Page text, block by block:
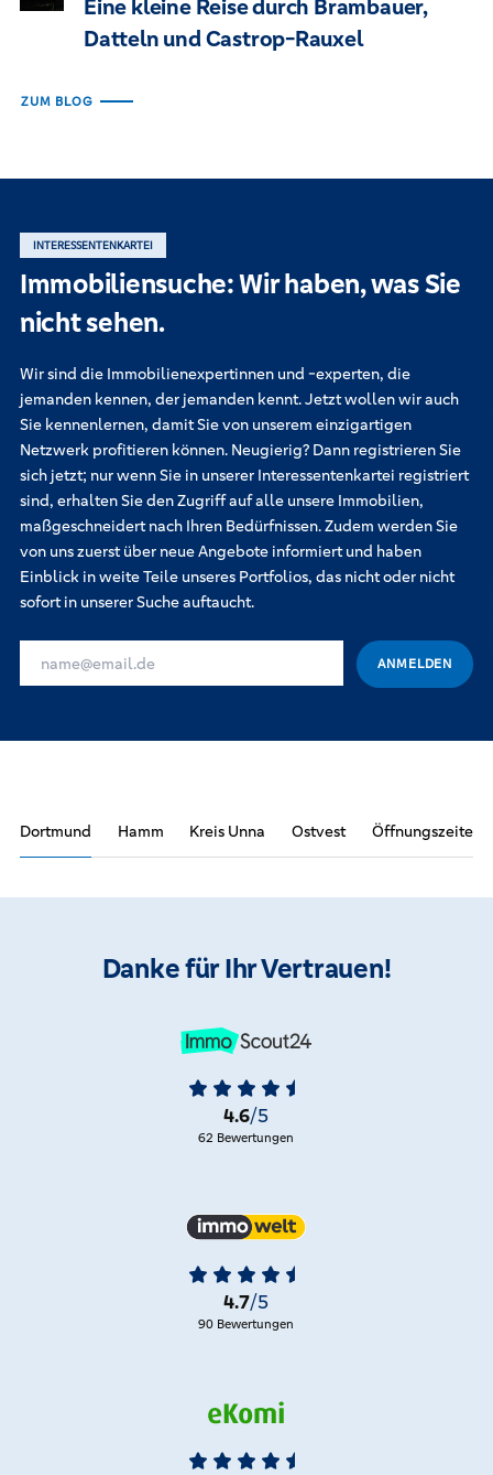
Eine kleine Reise durch Brambauer,
Datteln und Castrop-Rauxel
ZUM BLOG
INTERESSENTENKARTEI
Immobiliensuche: Wir haben, was Sie
nicht sehen.
Wir sind die Immobilienexpertinnen und -experten, die
jemanden kennen, der jemanden kennt. Jetzt wollen wir auch
Sie kennenlernen, damit Sie von unserem einzigartigen
Netzwerk profitieren können. Neugierig? Dann registrieren Sie
sich jetzt; nur wenn Sie in unserer Interessentenkartei registriert
sind, erhalten Sie den Zugriff auf alle unsere Immobilien,
maßgeschneidert nach Ihren Bedürfnissen. Zudem werden Sie
von uns zuerst über neue Angebote informiert und haben
Einblick in weite Teile unseres Portfolios, das nicht oder nicht
sofort in unserer Suche auftaucht.
ANMELDEN
Dortmund Hamm Kreis Unna Ostvest Öffnungszeiten
Danke für Ihr Vertrauen!
4.6/5
62 Bewertungen
4.7/5
90 Bewertungen